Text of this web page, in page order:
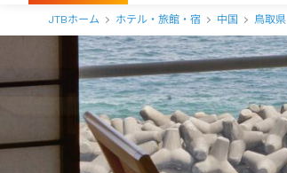
JTBホーム ホテル・旅館・宿 中国 鳥取県